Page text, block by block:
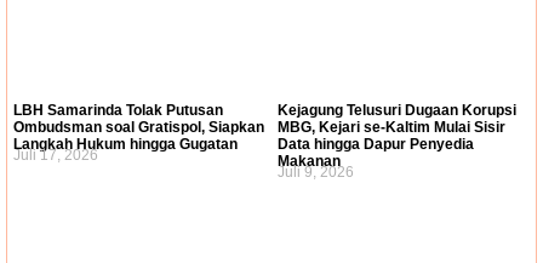
LBH Samarinda Tolak Putusan
Ombudsman soal Gratispol, Siapkan
Langkah Hukum hingga Gugatan
Juli 17, 2026
Kejagung Telusuri Dugaan Korupsi
MBG, Kejari se-Kaltim Mulai Sisir
Data hingga Dapur Penyedia
Makanan
Juli 9, 2026